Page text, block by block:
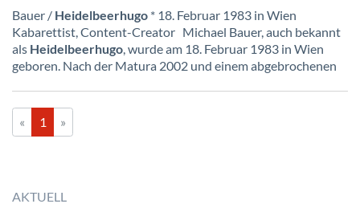
Bauer / Heidelbeerhugo * 18. Februar 1983 in Wien
Kabarettist, Content-Creator Michael Bauer, auch bekannt
als Heidelbeerhugo, wurde am 18. Februar 1983 in Wien
geboren. Nach der Matura 2002 und einem abgebrochenen
« 1 »
AKTUELL